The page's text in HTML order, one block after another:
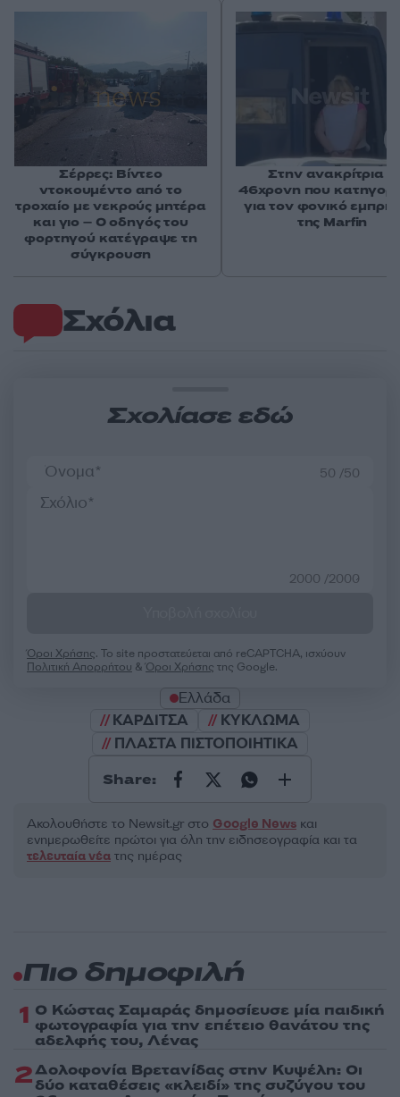
Σχόλια
Σχολίασε εδώ
50 /50
2000 /2000
Όροι Χρήσης. Το site προστατεύεται από reCAPTCHA, ισχύουν
Πολιτική Απορρήτου &Όροι Χρήσης της Google.
Ελλάδα
ΚΑΡΔΙΤΣΑ
ΚΥΚΛΩΜΑ
ΠΛΑΣΤΑ ΠΙΣΤΟΠΟΙΗΤΙΚΑ
Share:
Ακολουθήστε το Νewsit.gr στο Google News και
ενημερωθείτε πρώτοι για όλη την ειδησεογραφία και τα
τελευταία νέα της ημέρας
Σέρρες: Βίντεο
ντοκουμέντο από το
τροχαίο με νεκρούς μητέρα
και γιο – Ο οδηγός του
φορτηγού κατέγραψε τη
σύγκρουση
Στην ανακρίτρια η
46χρονη που
για τον φονικό
της Marfin
Πιο δημοφιλή
1 Ο Κώστας Σαμαράς δημοσίευσε μία παιδική
φωτογραφία για την επέτειο θανάτου της
αδελφής του, Λένας
2Δολοφονία Βρετανίδας στην Κυψέλη: Οι
δύο καταθέσεις «κλειδί» της συζύγου του